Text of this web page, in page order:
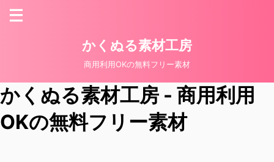
かくぬる素材工房
商用利用OKの無料フリー素材
かくぬる素材工房 - 商用利用
OKの無料フリー素材